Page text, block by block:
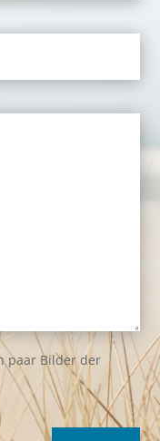
paar Bilder der